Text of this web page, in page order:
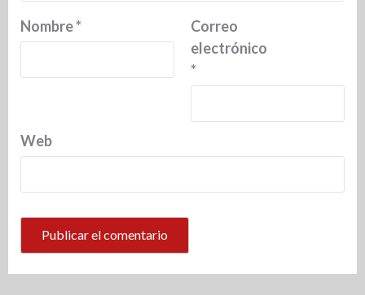
Nombre*
Correo
electrónico
*
Web